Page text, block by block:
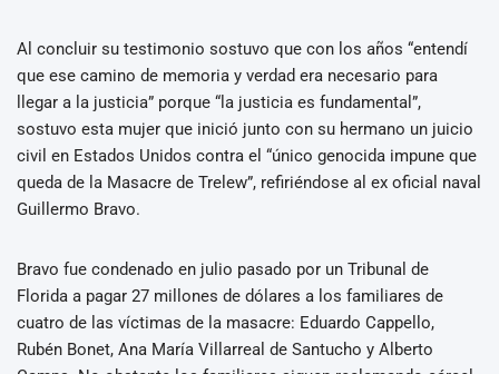
Al concluir su testimonio sostuvo que con los años “entendí
que ese camino de memoria y verdad era necesario para
llegar a la justicia” porque “la justicia es fundamental”,
sostuvo esta mujer que inició junto con su hermano un juicio
civil en Estados Unidos contra el “único genocida impune que
queda de la Masacre de Trelew”, refiriéndose al ex oficial naval
Guillermo Bravo.
Bravo fue condenado en julio pasado por un Tribunal de
Florida a pagar 27 millones de dólares a los familiares de
cuatro de las víctimas de la masacre: Eduardo Cappello,
Rubén Bonet, Ana María Villarreal de Santucho y Alberto